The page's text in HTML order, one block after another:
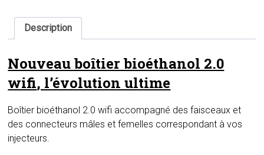
connecteurs
adaptés
pour
moteur
Description
Nouveau boîtier bioéthanol 2.0
wifi, l’évolution ultime
Boîtier bioéthanol 2.0 wifi accompagné des faisceaux et
des connecteurs mâles et femelles correspondant à vos
injecteurs.